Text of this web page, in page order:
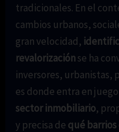
tradicionales. En el
cambios urbanos,
gran velocidad,
revalorizaciónse ha
inversores, urbanistas,
es donde entra en
sector inmobiliario,
y precisa de qué barrios